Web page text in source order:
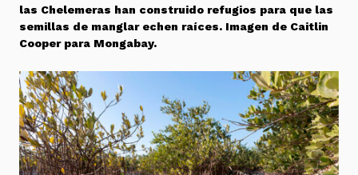
las Chelemeras han construido refugios para que las
semillas de manglar echen raíces. Imagen de Caitlin
Cooper para Mongabay.